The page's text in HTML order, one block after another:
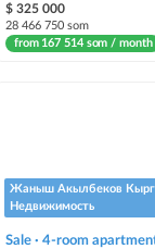
$ 325 000
28 466 750 som
from 167 514 som / month
Жаныш Акылбеков
Недвижимость
Sale · 4-room